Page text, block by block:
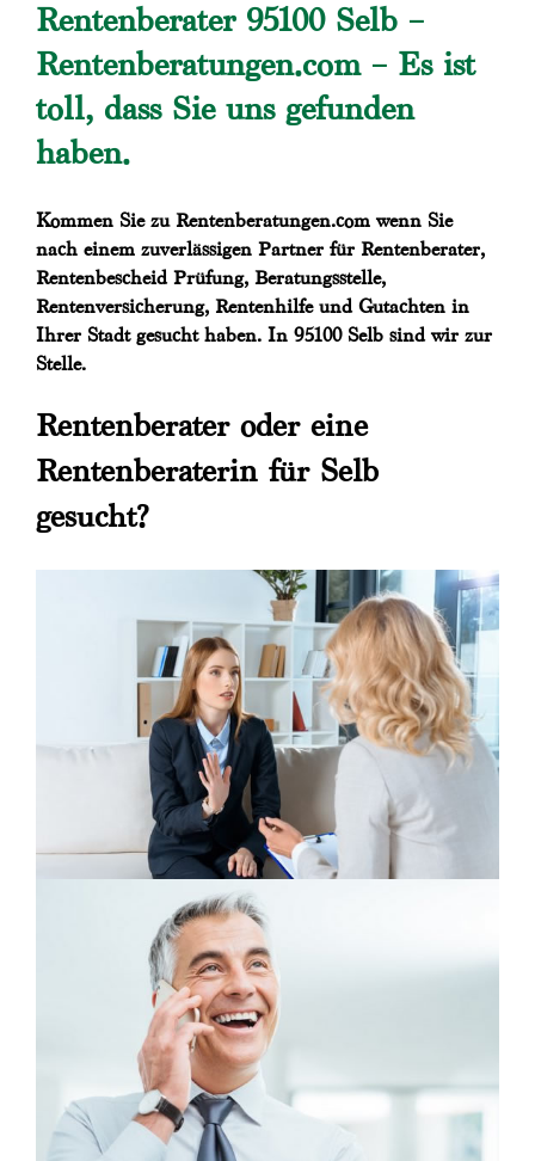
Rentenberater 95100 Selb –
Rentenberatungen.com – Es ist
toll, dass Sie uns gefunden
haben.
Kommen Sie zu Rentenberatungen.com wenn Sie
nach einem zuverlässigen Partner für Rentenberater,
Rentenbescheid Prüfung, Beratungsstelle,
Rentenversicherung, Rentenhilfe und Gutachten in
Ihrer Stadt gesucht haben. In 95100 Selb sind wir zur
Stelle.
Rentenberater oder eine
Rentenberaterin für Selb
gesucht?